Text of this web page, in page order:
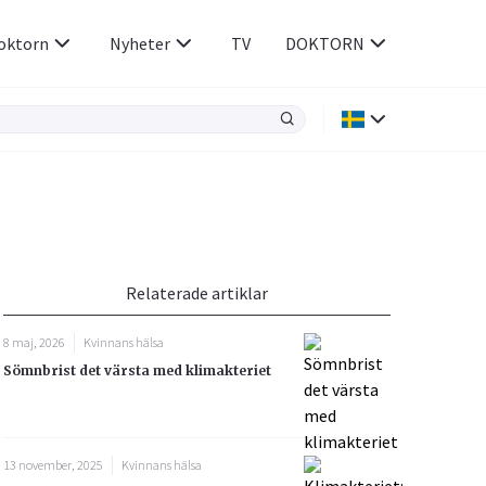
Rörelseapparaten
Sex & Samliv
Sömn & Stress
Nyheter TV DOKTORN
Relaterade artiklar
8 maj, 2026
Kvinnans hälsa
Sömnbrist det värsta med klimakteriet
13 november, 2025
Kvinnans hälsa